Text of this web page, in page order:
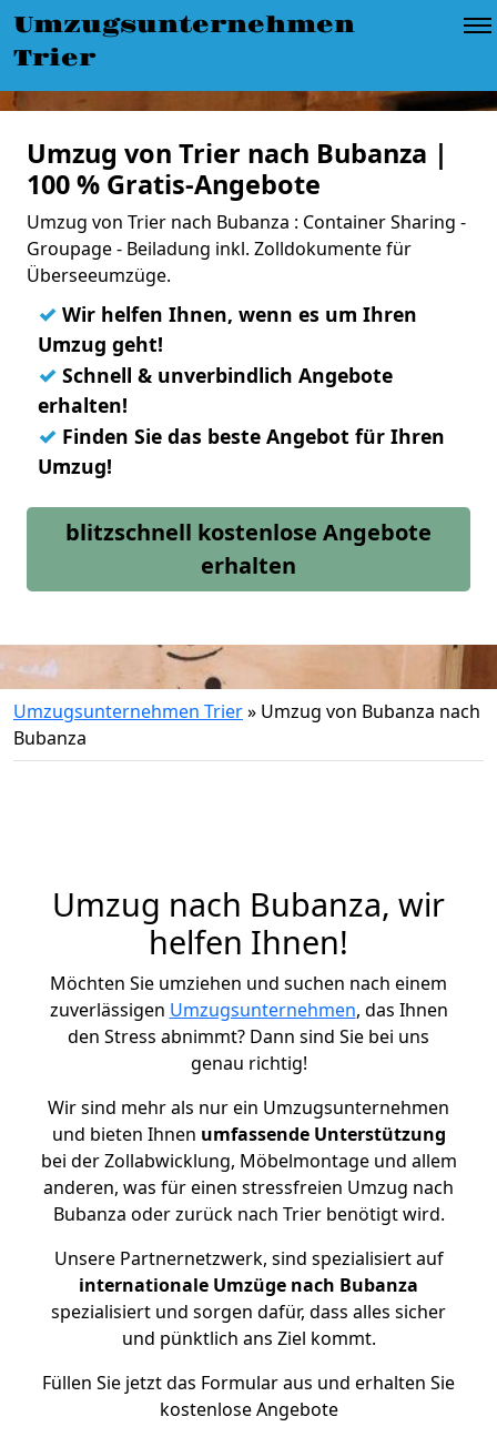
Umzugsunternehmen
Trier
Umzug von Trier nach Bubanza |
100 % Gratis-Angebote
Umzug von Trier nach Bubanza : Container Sharing -
Groupage - Beiladung inkl. Zolldokumente für
Überseeumzüge.
✓ Wir helfen Ihnen, wenn es um Ihren
Umzug geht!
✓ Schnell & unverbindlich Angebote
erhalten!
✓ Finden Sie das beste Angebot für Ihren
Umzug!
blitzschnell kostenlose Angebote
erhalten
Umzugsunternehmen Trier» Umzug von Bubanza nach
Bubanza
Umzug nach Bubanza, wir
helfen Ihnen!
Möchten Sie umziehen und suchen nach einem
zuverlässigen Umzugsunternehmen, das Ihnen
den Stress abnimmt? Dann sind Sie bei uns
genau richtig!
Wir sind mehr als nur ein Umzugsunternehmen
und bieten Ihnen umfassende Unterstützung
bei der Zollabwicklung, Möbelmontage und allem
anderen, was für einen stressfreien Umzug nach
Bubanza oder zurück nach Trier benötigt wird.
Unsere Partnernetzwerk, sind spezialisiert auf
internationale Umzüge nach Bubanza
spezialisiert und sorgen dafür, dass alles sicher
und pünktlich ans Ziel kommt.
Füllen Sie jetzt das Formular aus und erhalten Sie
kostenlose Angebote